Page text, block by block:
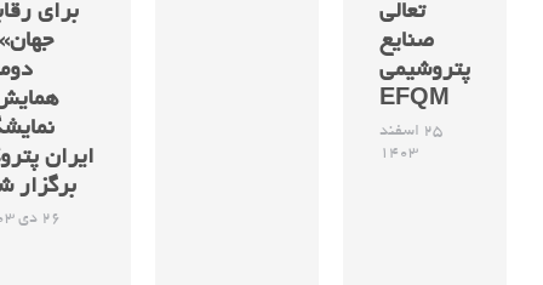
تعالی
صنایع
پتروشیمی
EFQM
25 اسفند
1403
برای
ایران
برگزار
26 دی 1403